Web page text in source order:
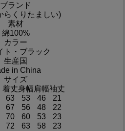
ブランド
らくりたましい)
素材
綿100%
カラー
ト・ブラック
生産国
in China
サイズ
着丈身幅肩幅袖丈
63 53 46
21
67 56 48
22
70 60 53
23
72 63 58 23